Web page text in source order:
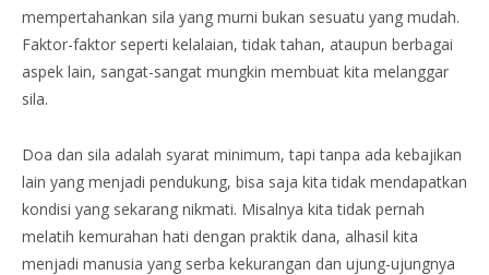
mempertahankan sila yang murni bukan sesuatu yang mudah.
Faktor-faktor seperti kelalaian, tidak tahan, ataupun berbagai
aspek lain, sangat-sangat mungkin membuat kita melanggar
sila.
Doa dan sila adalah syarat minimum, tapi tanpa ada kebajikan
lain yang menjadi pendukung, bisa saja kita tidak mendapatkan
kondisi yang sekarang nikmati. Misalnya kita tidak pernah
melatih kemurahan hati dengan praktik dana, alhasil kita
menjadi manusia yang serba kekurangan dan ujung-ujungnya